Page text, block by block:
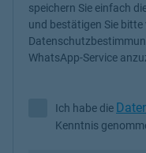
speichern Sie einfach
und bestätigen Sie bitte
WhatsApp-Service
Ich habe die
Ich habe die
Kenntnis